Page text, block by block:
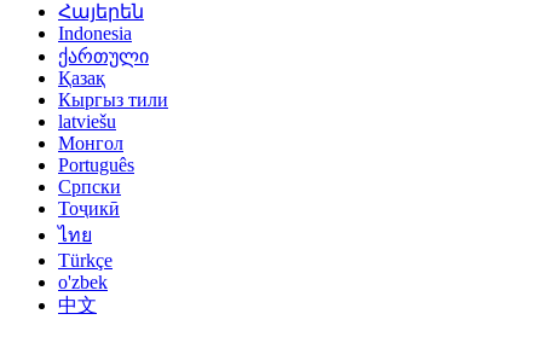
Հայերեն
Indonesia
ქართული
Қазақ
Кыргыз тили
latviešu
Монгол
Português
Српски
Тоҷикӣ
ไทย
Türkçe
o'zbek
中文